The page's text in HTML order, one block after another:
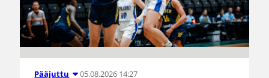
Pääjuttu 05.08.2026 14:27